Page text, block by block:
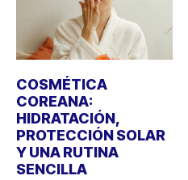
COSMÉTICA
COREANA:
HIDRATACIÓN,
PROTECCIÓN SOLAR
Y UNA RUTINA
SENCILLA